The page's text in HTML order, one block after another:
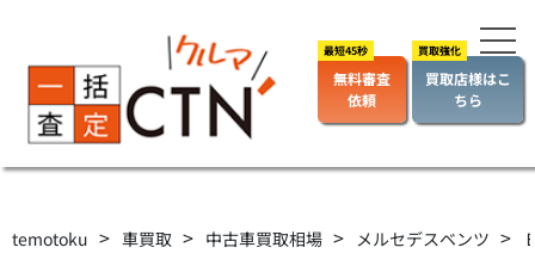
無料審査
依頼
買取店様はこ
ちら
temotoku > 車買取 > 中古車買取相場 > メルセデスベンツ >